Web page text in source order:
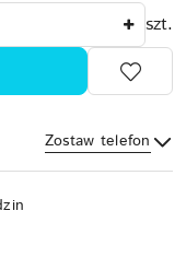
szt.
Zostaw telefon